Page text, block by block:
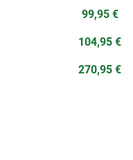
99,95 €
104,95 €
270,95 €